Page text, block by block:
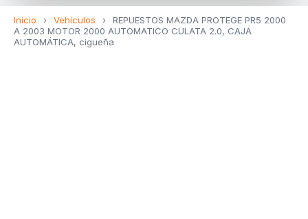
Inicio › Vehículos ›
REPUESTOS MAZDA PROTEGE PR5 2000
A 2003 MOTOR 2000 AUTOMATICO CULATA 2.0, CAJA
AUTOMÁTICA, cigueña